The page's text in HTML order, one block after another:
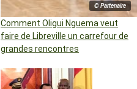
© Partenaire
Comment Oligui Nguema veut
faire de Libreville un carrefour de
grandes rencontres